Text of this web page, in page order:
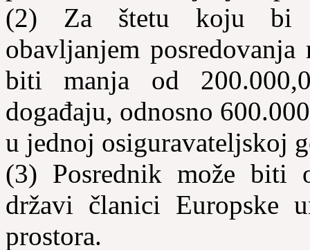
(2) Za štetu koju bi
obavljanjem
biti manja od
događaju, odnosno
u jednoj osiguravateljskoj
(3) Posrednik može biti
državi članici Europske
prostora.